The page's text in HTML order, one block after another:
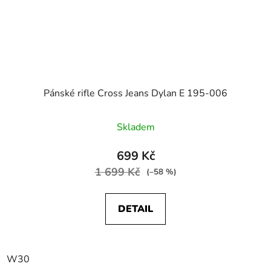
Pánské rifle Cross Jeans Dylan E 195-006
Skladem
699 Kč
1 699 Kč (–58 %)
DETAIL
W30